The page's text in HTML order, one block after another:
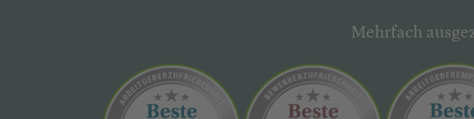
Mehrfach